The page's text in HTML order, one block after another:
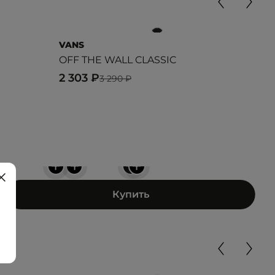
VANS
OFF THE WALL CLASSIC
3 290 ₽
2 303 ₽
+
+ +
+
Купить